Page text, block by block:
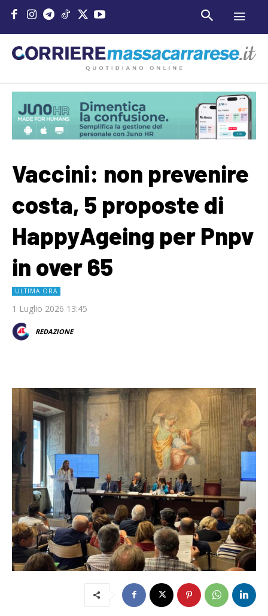
Vaccini: non prevenire
costa, 5 proposte di
HappyAgeing per Pnpv
in over 65
ULTIMA ORA
1 Luglio 2026 13:45
REDAZIONE